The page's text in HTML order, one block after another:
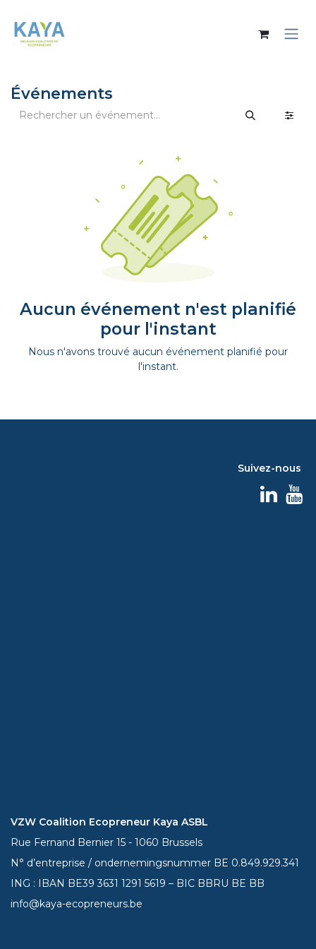
Événements
Aucun événement n'est planifié
pour l'instant
Nous n'avons trouvé aucun événement planifié pour
l'instant.
Suivez-nous
VZW Coalition Ecopreneur Kaya ASBL
Rue Fernand Bernier 15 - 1060 Brussels
N° d’entreprise / ondernemingsnummer BE 0.849.929.341
ING : IBAN BE393631 1291 5619 – BIC BBRU BE BB
info@kaya-ecopreneurs.be